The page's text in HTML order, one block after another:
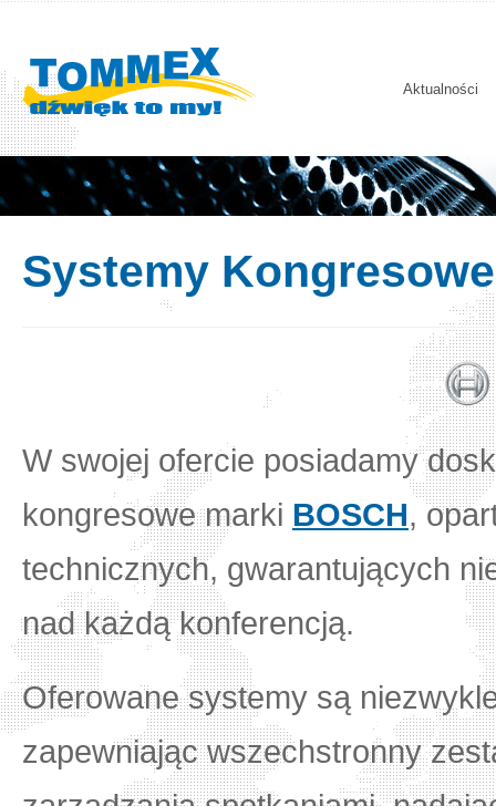
Aktualności
Systemy
W swojej ofercie posiadamy
kongresowe marki BOSCH,
technicznych, gwarantujących
nad każdą konferencją.
Oferowane systemy są
zapewniając wszechstronny